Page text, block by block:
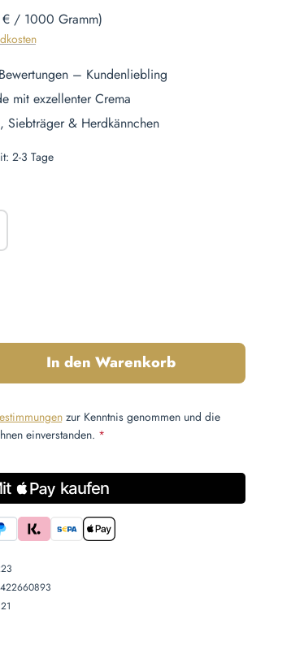
/ 1000 Gramm)
– Kundenliebling
mit exzellenter Crema
Siebträger & Herdkännchen
2-3 Tage
den gewünschten Wert ein
In den Warenkorb
zur Kenntnis genommen und die
einverstanden. *